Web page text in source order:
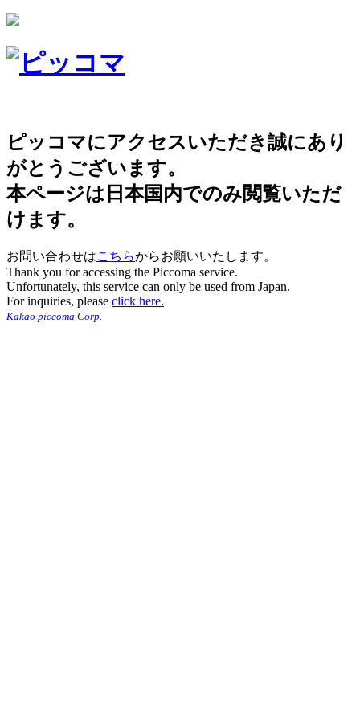
ピッコマにアクセスいただき誠にあり
がとうございます。
本ページは日本国内でのみ閲覧いただ
けます。
お問い合わせはこちらからお願いいたします。
Thank you for accessing the Piccoma service.
Unfortunately, this service can only be used from Japan.
For inquiries, please click here.
Kakao piccoma Corp.